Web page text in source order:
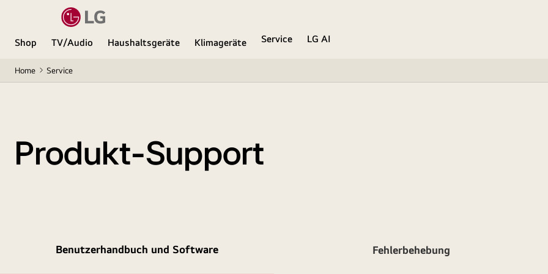
Shop TV/Audio Haushaltsgeräte Klimageräte Service
LG AI
Home Service
Produkt-Support
Benutzerhandbuch und Software Fehlerbehebung